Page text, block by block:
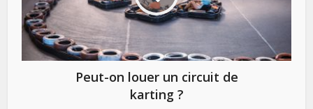
Peut-on louer un circuit de
karting ?